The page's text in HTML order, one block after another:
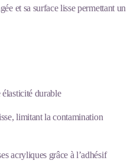
et sa surface lisse permettant un
élasticité durable
limitant la contamination
acryliques grâce à l’adhésif